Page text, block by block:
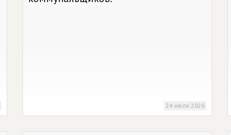
24 июля 2026